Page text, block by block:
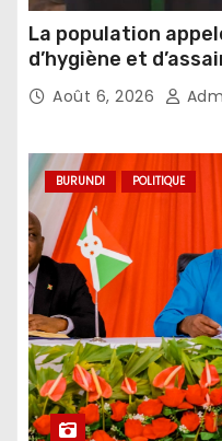
La population
d’hygiène et
Août 6, 2026
BURUNDI POLITIQUE